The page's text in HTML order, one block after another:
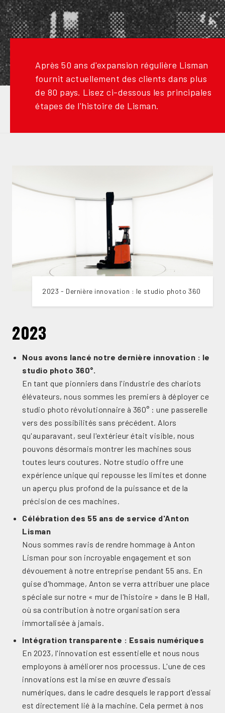
Après 50 ans d'expansion régulière Lisman
fournit actuellement des clients dans plus
de 80 pays. Lisez ci-dessous les principales
étapes de l'histoire de Lisman.
2023 - Dernière innovation : le studio photo 360
2023
Nous avons lancé notre dernière innovation : le
studio photo 360°.
En tant que pionniers dans l'industrie des chariots
élévateurs, nous sommes les premiers à déployer ce
studio photo révolutionnaire à 360° : une passerelle
vers des possibilités sans précédent. Alors
qu'auparavant, seul l'extérieur était visible, nous
pouvons désormais montrer les machines sous
toutes leurs coutures. Notre studio offre une
expérience unique qui repousse les limites et donne
un aperçu plus profond de la puissance et de la
précision de ces machines.
Célébration des 55 ans de service d'Anton
Lisman
Nous sommes ravis de rendre hommage à Anton
Lisman pour son incroyable engagement et son
dévouement à notre entreprise pendant 55 ans. En
guise d'hommage, Anton se verra attribuer une place
spéciale sur notre « mur de l'histoire » dans le B Hall,
où sa contribution à notre organisation sera
immortalisée à jamais.
Intégration transparente : Essais numériques
En 2023, l'innovation est essentielle et nous nous
employons à améliorer nos processus. L'une de ces
innovations est la mise en œuvre d'essais
numériques, dans le cadre desquels le rapport d'essai
est directement lié à la machine. Cela permet à nos